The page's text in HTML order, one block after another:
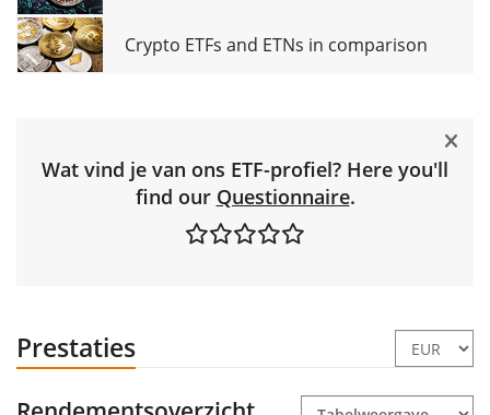
Crypto ETFs and ETNs in comparison
Wat vind je van ons ETF-profiel? Here you'll
find our Questionnaire.
Prestaties